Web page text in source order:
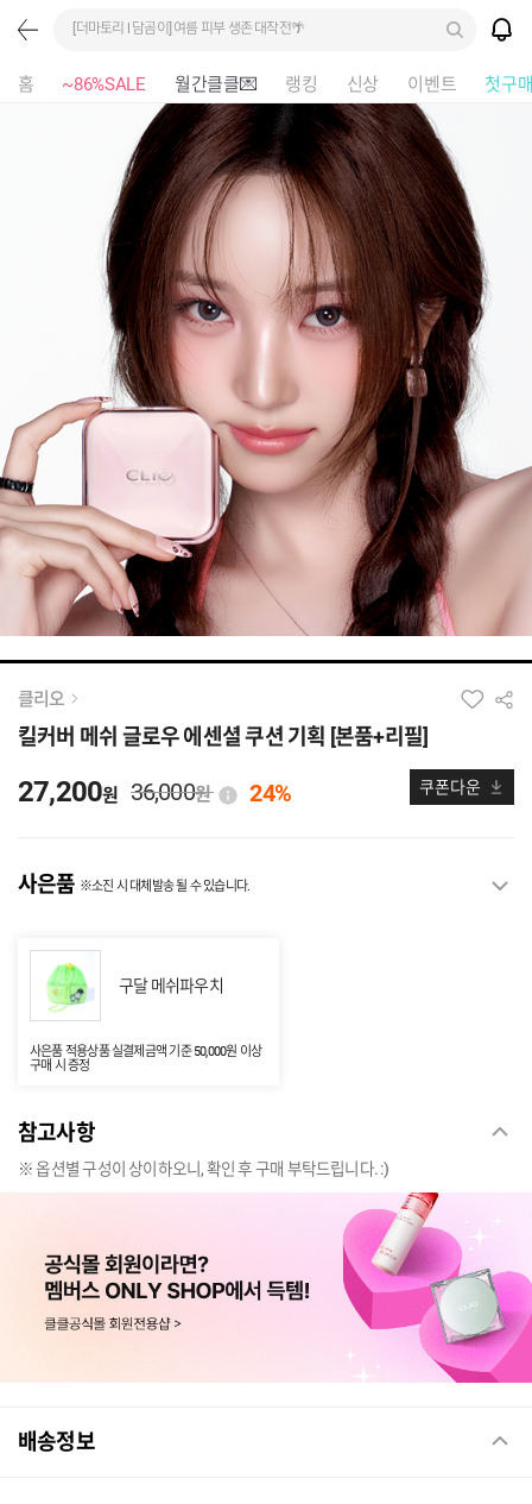
[더마토리 l 담곰이] 여름 피부 생존 대작전🌴
홈 ~86%SALE 월간클클💌 랭킹 신상 이벤트 첫구
클리오
킬커버 메쉬 글로우 에센셜 쿠션 기획 [본품+리필]
27,200원 36,000원 24% 쿠폰다운
사은품 ※소진 시 대체발송 될 수 있습니다.
구달 메쉬파우치
사은품 적용상품 실결제금액 기준 50,000원 이상
구매 시 증정
참고사항
※ 옵션별 구성이 상이하오니, 확인 후 구매 부탁드립니다. :)
배송정보